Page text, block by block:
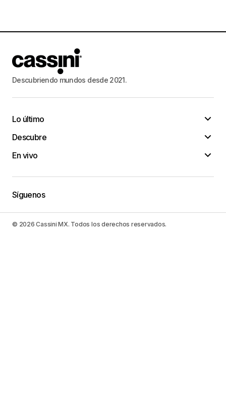
Descubriendo mundos desde 2021.
Lo último
Descubre
En vivo
Síguenos
© 2026 Cassini MX. Todos los derechos reservados.